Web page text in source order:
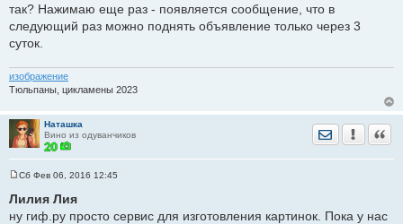
е
так? Нажимаю еще раз - появляется сообщение, что в
следующий раз можно поднять объявление только через 3
суток.
изображение
Тюльпаны, цикламены 2023
Наташка
Вино из одуванчиков
Отправить
о
б
Сб Фев 06, 2016 12:45
Лилия Лия
ну гиф.ру просто сервис для изготовления картинок. Пока у нас